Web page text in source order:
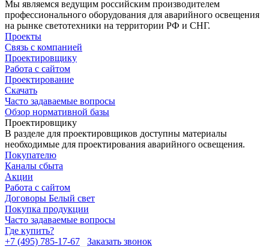
Мы являемся ведущим российским производителем
профессионального оборудования для аварийного освещения
на рынке светотехники на территории РФ и СНГ.
Проекты
Связь с компанией
Проектировщику
Работа с сайтом
Проектирование
Скачать
Часто задаваемые вопросы
Обзор нормативной базы
Проектировщику
В разделе для проектировщиков доступны материалы
необходимые для проектирования аварийного освещения.
Покупателю
Каналы сбыта
Акции
Работа с сайтом
Договоры Белый свет
Покупка продукции
Часто задаваемые вопросы
Где купить?
+7 (495) 785-17-67
Заказать звонок